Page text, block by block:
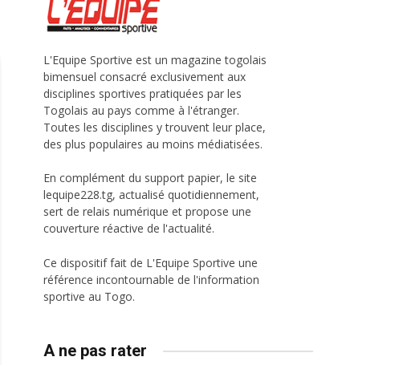
L'Equipe Sportive est un magazine togolais
bimensuel consacré exclusivement aux
disciplines sportives pratiquées par les
Togolais au pays comme à l'étranger.
Toutes les disciplines y trouvent leur place,
des plus populaires au moins médiatisées.
En complément du support papier, le site
lequipe228.tg, actualisé quotidiennement,
sert de relais numérique et propose une
couverture réactive de l'actualité.
Ce dispositif fait de L'Equipe Sportive une
référence incontournable de l'information
sportive au Togo.
A ne pas rater